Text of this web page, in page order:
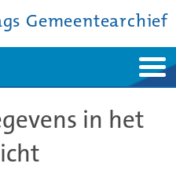
Gemeentearchief
in het